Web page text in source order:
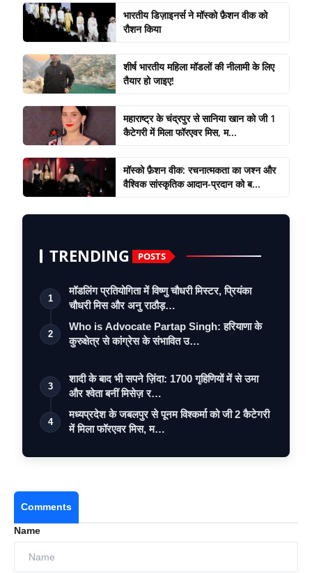
भारतीय डिज़ाइनर्स ने मॉस्को फ़ैशन वीक को
रौशन किया
शीर्ष भारतीय महिला मॉडलों की नीलामी के लिए
तैयार हो जाइए!
महाराष्ट्र के चंद्रपुर से सानिया खान को जी 1
कैटेगरी में मिला फॉरएवर मिस, म...
मॉस्को फ़ैशन वीक: रचनात्मकता का जश्न और
वैश्विक सांस्कृतिक आदान-प्रदान को ब...
TRENDING POSTS
1
मॉडलिंग प्रतियोगिता में विष्णु चौधरी मिस्टर, प्रियंका
चौधरी मिस और अनु राठौड़…
2
Who is Advocate Partap Singh: हरियाणा के
कुरुक्षेत्र से कांग्रेस के संभावित उ…
3
शादी के बाद भी सपने ज़िंदा: 1700 गृहिणियों में से उमा
और श्वेता बनीं मिसेज़ र…
4
मध्यप्रदेश के जबलपुर से पूनम विश्कर्मा को जी 2 कैटेगरी
में मिला फॉरएवर मिस, म…
Comments
Name